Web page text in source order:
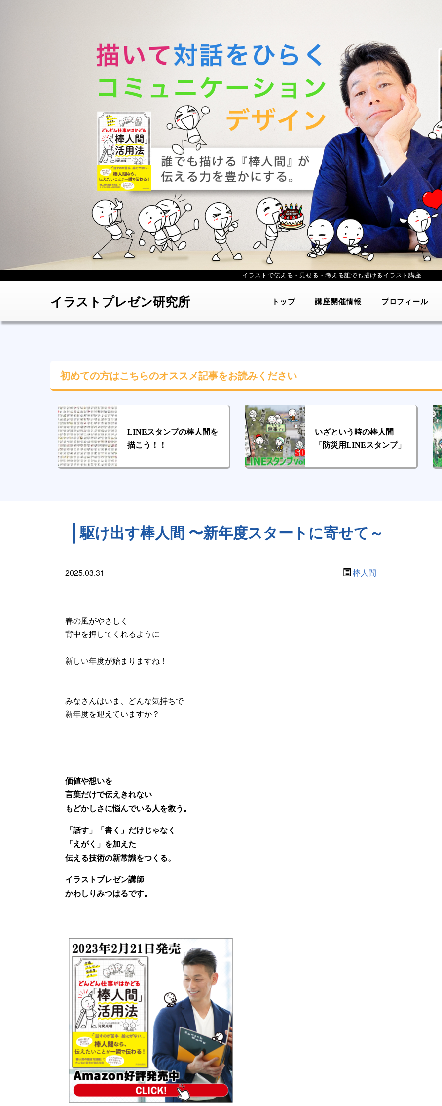
イラストで伝える・見せる・考える誰でも描けるイラスト講座
イラストプレゼン研究所 トップ 講座開催情報 プロフィール
初めての方はこちらのオススメ記事をお読みください
LINEスタンプの棒人間を
描こう！！
いざという時の棒人間
「防災用LINEスタンプ」
駆け出す棒人間 〜新年度スタートに寄せて～
2025.03.31 棒人間
春の風がやさしく
背中を押してくれるように
新しい年度が始まりますね！
みなさんはいま、どんな気持ちで
新年度を迎えていますか？
価値や想いを
言葉だけで伝えきれない
もどかしさに悩んでいる人を救う。
「話す」「書く」だけじゃなく
「えがく」を加えた
伝える技術の新常識をつくる。
イラストプレゼン講師
かわしりみつはるです。